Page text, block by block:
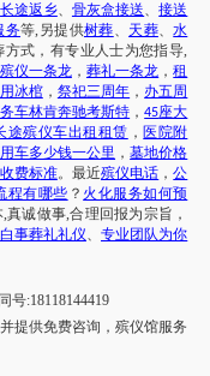
长途返乡、 骨灰盒接送、接送
务等,另提供树葬、 天葬、水
式，有专业人士为您指导,
殡仪一条龙， 葬礼一条龙 ，租
冰棺， 祭祀三周年 ， 办五周
车林肯奔驰考斯特 ，45座大
途殡仪车出租租赁 ， 医院附
车多少钱一公里 ，墓地价格
费标准。最近殡仪电话 ，公
程有哪些 ？ 火化服务如何预
真诚做事,合理回报为宗旨，
白事葬礼礼仪、 专业团队为你
号:18118144419
提供免费咨询，殡仪馆服务